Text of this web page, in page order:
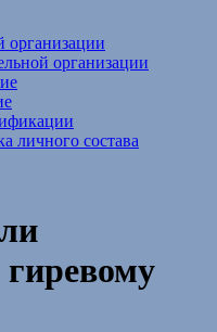
организации
организации
личного состава
гиревому